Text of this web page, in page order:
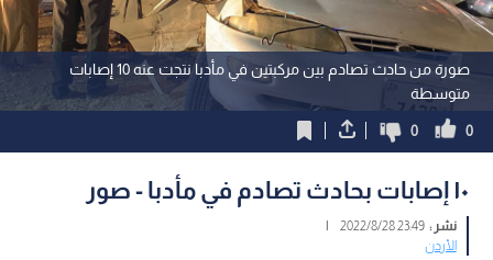
صورة من حادث تصادم بين مركبتين في مأدبا نتجت عنه 10 إصابات
متوسطة
0
0
١٠ إصابات بحادث تصادم في مأدبا - صور
نشر :23:49 2022/8/28
|
الأردن